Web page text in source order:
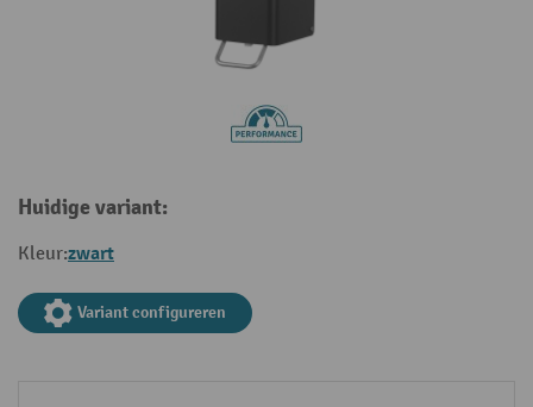
Huidige variant:
Kleur:zwart
Variant configureren